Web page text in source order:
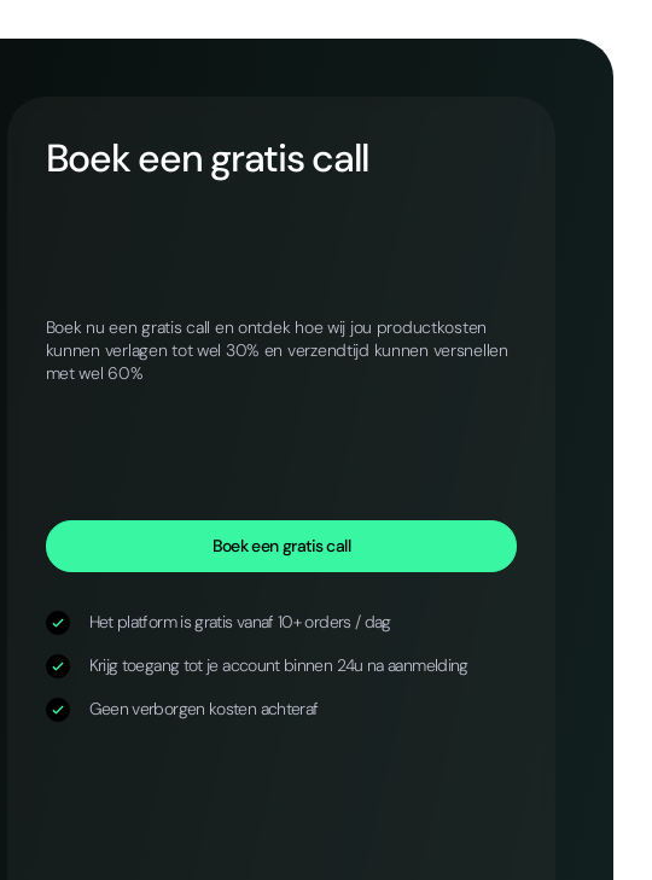
Boek een gratis call
Boek nu een gratis call en ontdek hoe wij jou productkosten
kunnen verlagen tot wel 30% en verzendtijd kunnen versnellen
met wel 60%
Boek een gratis call
Het platform is gratis vanaf 10+ orders / dag
Krijg toegang tot je account binnen 24u na aanmelding
Geen verborgen kosten achteraf